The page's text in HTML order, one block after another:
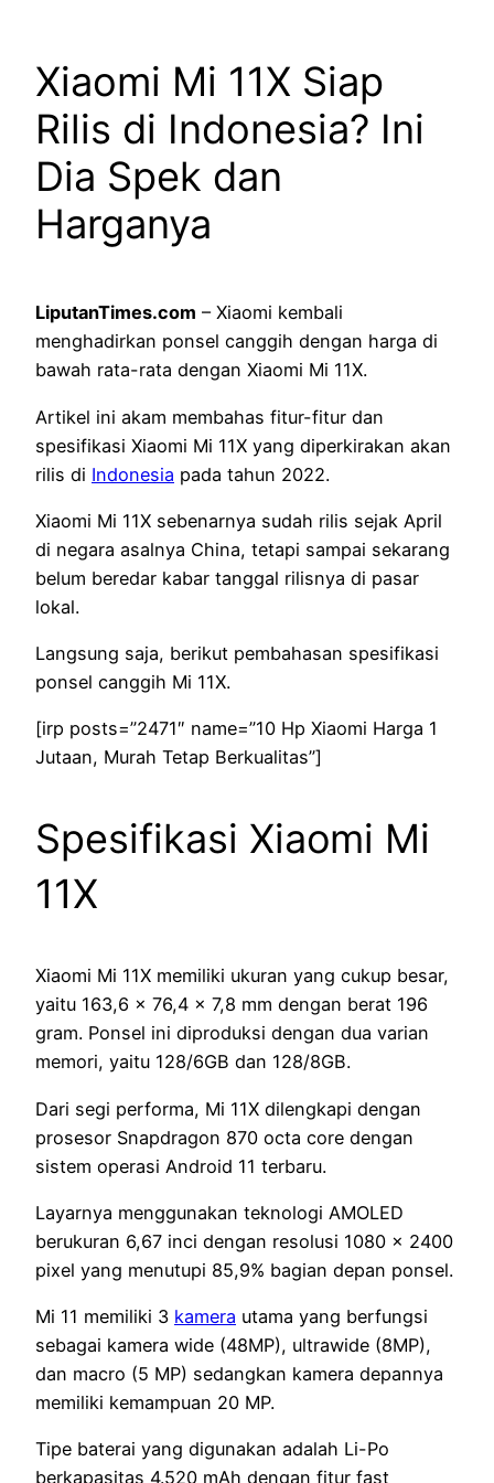
Xiaomi Mi 11X Siap
Rilis di Indonesia? Ini
Dia Spek dan
Harganya
LiputanTimes.com – Xiaomi kembali
menghadirkan ponsel canggih dengan harga di
bawah rata-rata dengan Xiaomi Mi 11X.
Artikel ini akam membahas fitur-fitur dan
spesifikasi Xiaomi Mi 11X yang diperkirakan akan
rilis di Indonesia pada tahun 2022.
Xiaomi Mi 11X sebenarnya sudah rilis sejak April
di negara asalnya China, tetapi sampai sekarang
belum beredar kabar tanggal rilisnya di pasar
lokal.
Langsung saja, berikut pembahasan spesifikasi
ponsel canggih Mi 11X.
[irp posts=”2471″ name=”10 Hp Xiaomi Harga 1
Jutaan, Murah Tetap Berkualitas”]
Spesifikasi Xiaomi Mi
11X
Xiaomi Mi 11X memiliki ukuran yang cukup besar,
yaitu 163,6 x 76,4 x 7,8 mm dengan berat 196
gram. Ponsel ini diproduksi dengan dua varian
memori, yaitu 128/6GB dan 128/8GB.
Dari segi performa, Mi 11X dilengkapi dengan
prosesor Snapdragon 870 octa core dengan
sistem operasi Android 11 terbaru.
Layarnya menggunakan teknologi AMOLED
berukuran 6,67 inci dengan resolusi 1080 x 2400
pixel yang menutupi 85,9% bagian depan ponsel.
Mi 11 memiliki 3 kamera utama yang berfungsi
sebagai kamera wide (48MP), ultrawide (8MP),
dan macro (5 MP) sedangkan kamera depannya
memiliki kemampuan 20 MP.
Tipe baterai yang digunakan adalah Li-Po
berkapasitas 4.520 mAh dengan fitur fast